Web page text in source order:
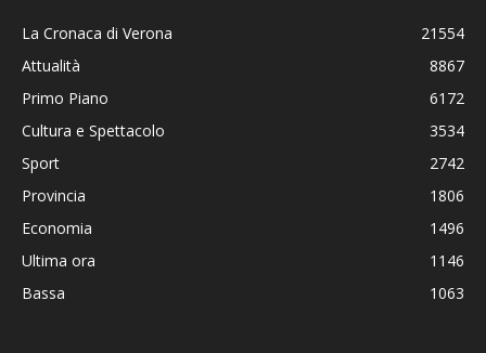
La Cronaca di Verona
21554
Attualità
8867
Primo Piano
6172
Cultura e Spettacolo
3534
Sport
2742
Provincia
1806
Economia
1496
Ultima ora
1146
Bassa
1063